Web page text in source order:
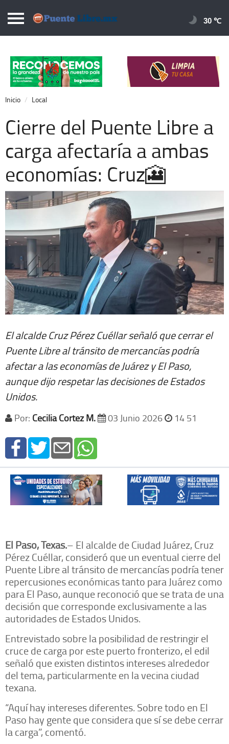
Puentelibre.mx
Local
Nacional
Opinión
Cronos
Economía
Espectáculos
Extra +
30 ℃
Inicio Local
Cierre del Puente Libre a
carga afectaría a ambas
economías: Cruz🎦
El alcalde Cruz Pérez Cuéllar señaló que cerrar el
Puente Libre al tránsito de mercancías podría
afectar a las economías de Juárez y El Paso,
aunque dijo respetar las decisiones de Estados
Unidos.
Por: Cecilia Cortez M. 03 Junio 2026 14 51
El Paso, Texas.– El alcalde de Ciudad Juárez, Cruz
Pérez Cuéllar, consideró que un eventual cierre del
Puente Libre al tránsito de mercancías podría tener
repercusiones económicas tanto para Juárez como
para El Paso, aunque reconoció que se trata de una
decisión que corresponde exclusivamente a las
autoridades de Estados Unidos.
Entrevistado sobre la posibilidad de restringir el
cruce de carga por este puerto fronterizo, el edil
señaló que existen distintos intereses alrededor
del tema, particularmente en la vecina ciudad
texana.
“Aquí hay intereses diferentes. Sobre todo en El
Paso hay gente que considera que sí se debe cerrar
la carga”, comentó.